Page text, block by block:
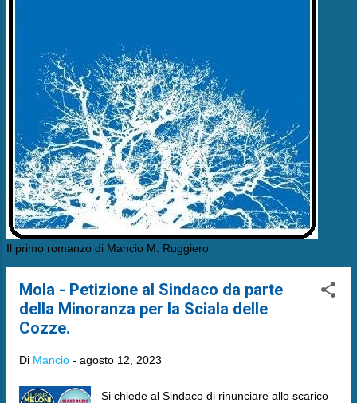
Il primo romanzo di Mancio M. Ruggiero
Mola - Petizione al Sindaco da parte
della Minoranza per la Sciala delle
Cozze.
Di Mancio - agosto 12, 2023
Si chiede al Sindaco di rinunciare allo scarico